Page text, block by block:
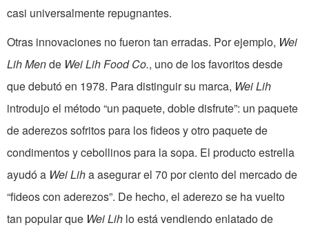
casi universalmente repugnantes.
Otras innovaciones no fueron tan erradas. Por ejemplo, Wei
Lih Mende Wei Lih Food Co., uno de los favoritos desde
que debutó en 1978. Para distinguir su marca, Wei Lih
introdujo el método “un paquete, doble disfrute”: un paquete
de aderezos sofritos para los fideos y otro paquete de
condimentos y cebollinos para la sopa. El producto estrella
ayudó a Wei Liha asegurar el 70 por ciento del mercado de
“fideos con aderezos”. De hecho, el aderezo se ha vuelto
tan popular que Wei Lih lo está vendiendo enlatado de